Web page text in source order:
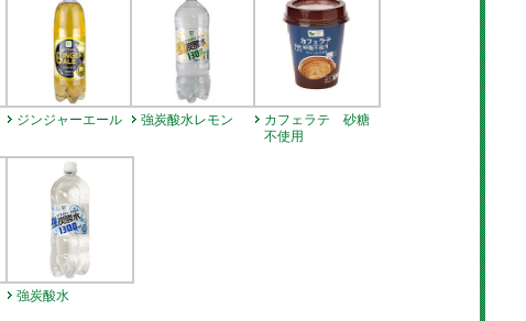
ジンジャーエール 強炭酸水レモン
カフェラテ 砂糖
不使用
強炭酸水